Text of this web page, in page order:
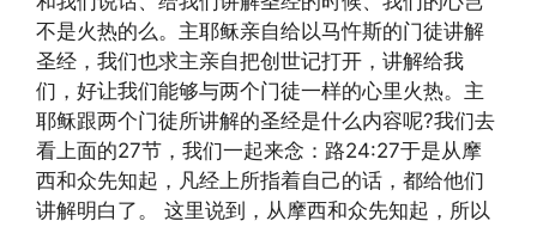
不是火热的么。主耶稣亲自给以马忤斯的门徒讲解
圣经，我们也求主亲自把创世记打开，讲解给我
们，好让我们能够与两个门徒一样的心里火热。主
耶稣跟两个门徒所讲解的圣经是什么内容呢?我们去
看上面的27节，我们一起来念：路24:27于是从摩
西和众先知起，凡经上所指着自己的话，都给他们
讲解明白了。 这里说到，从摩西和众先知起，所以